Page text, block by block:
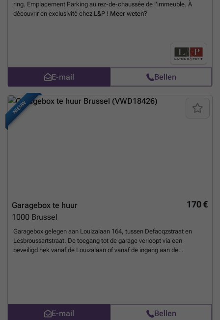
ring. Emplacement Parking au rez-de-chaussée de l'immeuble. À
découvrir en exclusivité chez L&P ! Meer weten?
E-mail Bellen
NIEUW
170 €
Garagebox te huur
1000 Brussel
Garagebox gelegen aan Louizalaan 164, tussen Defacqzstraat en
Lesbroussartstraat. De toegang tot de garage verloopt via een
beveiligd hek vanaf de Louizalaan of vanaf de ingang aan de
Maandprijs: 170€ + 20€ aan kosten = 190€/maand. De waarborgsom
bedraagt twee maandhuren.
E-mail Bellen